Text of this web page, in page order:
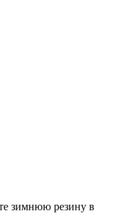
зимнюю резину в